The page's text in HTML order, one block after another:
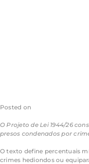
Posted on
O Projeto de Lei 1944/26
presos condenados por
O texto define percentuais
crimes hediondos ou